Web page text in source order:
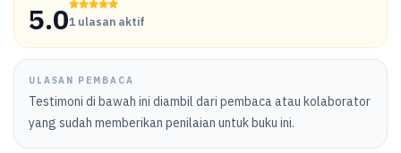
5.01 ulasan aktif
ULASAN PEMBACA
Testimoni di bawah ini diambil dari pembaca atau kolaborator
yang sudah memberikan penilaian untuk buku ini.